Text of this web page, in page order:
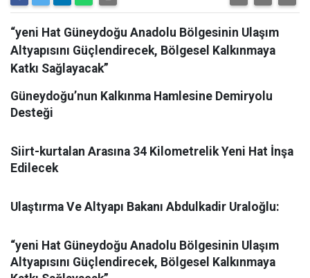
“yeni Hat Güneydoğu Anadolu Bölgesinin Ulaşım
Altyapısını Güçlendirecek, Bölgesel Kalkınmaya
Katkı Sağlayacak”
Güneydoğu’nun Kalkınma Hamlesine Demiryolu
Desteği
Siirt-kurtalan Arasına 34 Kilometrelik Yeni Hat İnşa
Edilecek
Ulaştırma Ve Altyapı Bakanı Abdulkadir Uraloğlu:
“yeni Hat Güneydoğu Anadolu Bölgesinin Ulaşım
Altyapısını Güçlendirecek, Bölgesel Kalkınmaya